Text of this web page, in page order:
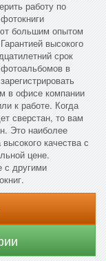
работу по
большим опытом
высокого
срок
в
в офисе компании
к работе. Когда
сверстан, то вам
Это наиболее
качества с
цене.
с другими